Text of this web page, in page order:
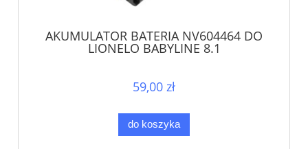
AKUMULATOR BATERIA NV604464 DO
LIONELO BABYLINE 8.1
59,00 zł
do koszyka